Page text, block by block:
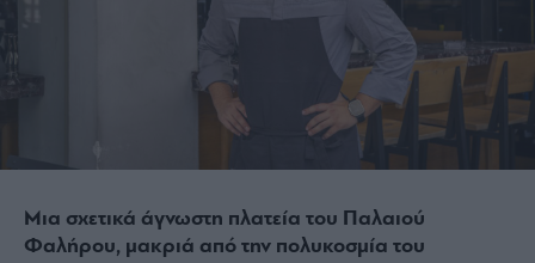
Μια σχετικά άγνωστη πλατεία του Παλαιού
Φαλήρου, μακριά από την πολυκοσμία του